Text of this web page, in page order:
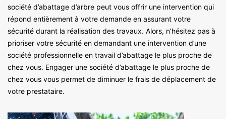
société d’abattage d’arbre peut vous offrir une intervention qui
répond entièrement à votre demande en assurant votre
sécurité durant la réalisation des travaux. Alors, n’hésitez pas à
prioriser votre sécurité en demandant une intervention d’une
société professionnelle en travail d’abattage le plus proche de
chez vous. Engager une société d’abattage le plus proche de
chez vous vous permet de diminuer le frais de déplacement de
votre prestataire.